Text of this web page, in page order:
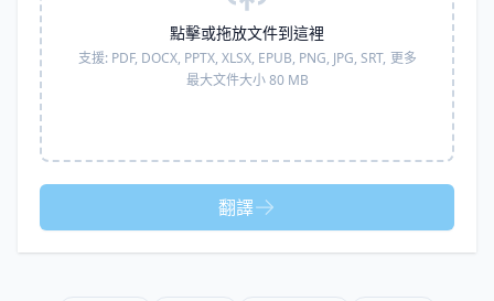
點擊或拖放文件到這裡
支援: PDF, DOCX, PPTX, XLSX, EPUB, PNG, JPG, SRT, 更多
最大文件大小 80 MB
翻譯